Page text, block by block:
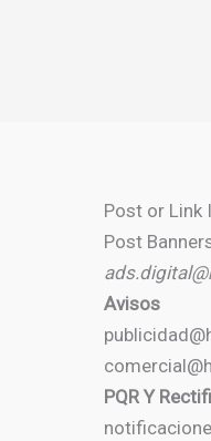
Post or Link
Post
Avisos
PQR Y